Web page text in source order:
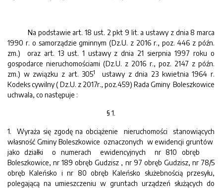
Na podstawie art. 18 ust. 2 pkt 9 lit. a ustawy z dnia 8 marca
1990 r. o samorządzie gminnym (Dz.U. z 2016 r., poz. 446 z późn.
zm.) oraz art. 13 ust. 1 ustawy z dnia 21 sierpnia 1997 roku o
gospodarce nieruchomościami (Dz.U. z 2016 r., poz. 2147 z późn.
zm.) w związku z art. 3051
ustawy z dnia 23 kwietnia 1964 r.
Kodeks cywilny ( Dz.U. z 2017r., poz.459) Rada Gminy Boleszkowice
uchwala, co następuje :
§ 1.
1. Wyraża się zgodę na obciążenie nieruchomości stanowiących
własność Gminy Boleszkowice oznaczonych w ewidencji gruntów
jako działki o numerach ewidencyjnych nr 810 obręb
Boleszkowice, nr 189 obręb Gudzisz , nr 97 obręb Gudzisz, nr 78/5
obręb Kaleńsko i nr 80 obręb Kaleńsko służebnością przesyłu,
polegającą na umieszczeniu w gruntach urządzeń służących do